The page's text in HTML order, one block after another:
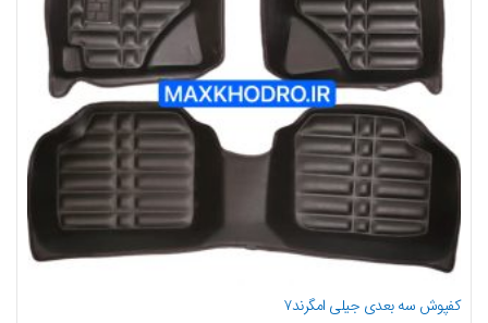
کفپوش سه بعدی جیلی امگرند۷